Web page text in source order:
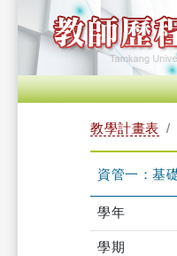
教學計畫表
資管一：基
學年
學期